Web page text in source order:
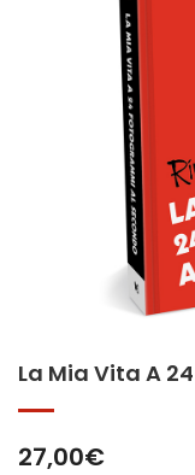
La Mia Vita A
27,00€